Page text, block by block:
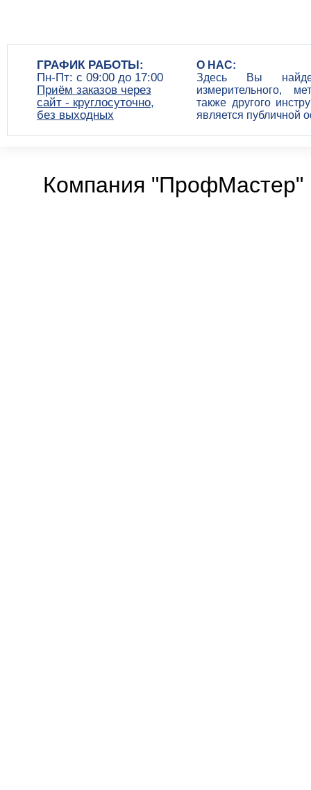
ГРАФИК РАБОТЫ:
Пн-Пт: c 09:00 до 17:00
Приём заказов через
сайт - круглосуточно,
без выходных
О НАС:
Здесь Вы
измерительного,
также другого
является публичной
Компания "ПрофМастер"